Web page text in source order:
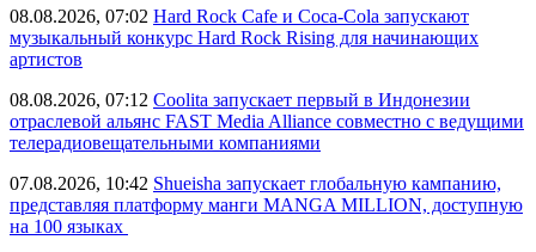
08.08.2026, 07:02 Hard Rock Cafe и Coca-Cola запускают
музыкальный конкурс Hard Rock Rising для начинающих
артистов
08.08.2026, 07:12 Coolita запускает первый в Индонезии
отраслевой альянс FAST Media Alliance совместно с ведущими
телерадиовещательными компаниями
07.08.2026, 10:42 Shueisha запускает глобальную кампанию,
представляя платформу манги MANGA MILLION, доступную
на 100 языках